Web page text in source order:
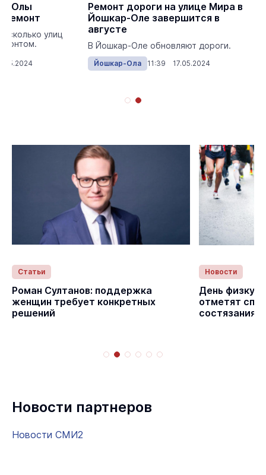
Олы
ремонт
улиц
Ремонт дороги на улице Мира в
Йошкар-Оле завершится в
августе
В Йошкар-Оле обновляют дороги.
Йошкар-Ола 11:39 17.05.2024
Статьи
Роман Султанов: поддержка
женщин требует конкретных
решений
Новости
День
отметят
Новости партнеров
Новости СМИ2